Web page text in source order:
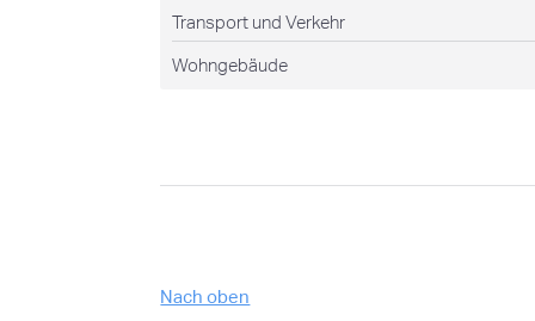
Transport und Verkehr
Wohngebäude
Nach oben